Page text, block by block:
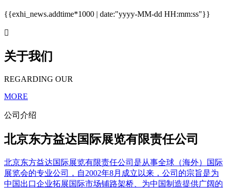
{{exhi_news.addtime*1000 | date:"yyyy-MM-dd HH:mm:ss"}}

关于我们
REGARDING OUR
MORE
公司介绍
北京东方益达国际展览有限责任公司
北京东方益达国际展览有限责任公司是从事全球（海外）国际
展览会的专业公司，自2002年8月成立以来，公司的宗旨是为
中国出口企业拓展国际市场铺路架桥、为中国制造提供广阔的